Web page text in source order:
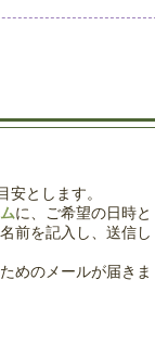
安とします。
に、ご希望の日時と
前を記入し、送信し
ためのメールが届きま